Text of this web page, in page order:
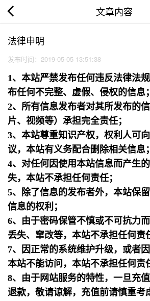
文章内容
法律申明
发布时间：2019-05-05 13:51:38
1、本站严禁发布任何违反法律法
布任何不完整、虚假、侵权的信息；
2、所有信息发布者对其所发布的
片、视频等）承担完全责任；
3、本站尊重知识产权，权利人可
议，本站有义务配合删除相关信息；
4、对任何因使用本站信息而产生
失，本站不承担任何责任；
5、除了信息的发布者外，本站保
信息的权利；
6、由于密码保管不慎或不可抗力
丢失、窜改等，本站不承担任何责
7、因正常的系统维护升级，或者
本站不能访问，本站不承担任何责
8、由于网站服务的特性，一旦充
退款，敬请谅解，充值前请慎重考